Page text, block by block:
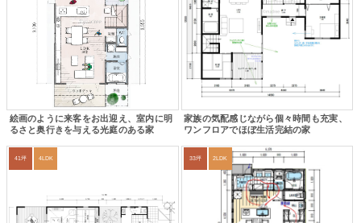
絵画のように来客をお出迎え、室内に明
るさと奥行きを与える光庭のある家
家族の気配感じながら個々時間も充実、
ワンフロアでほぼ生活完結の家
41坪 4LDK 33坪 2LDK